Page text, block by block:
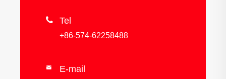
 Tel
+86-574-62258488
 E-mail